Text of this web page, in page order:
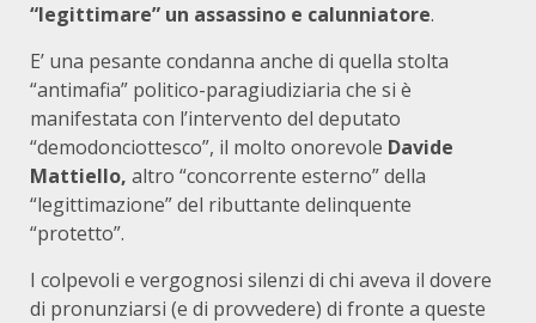
“legittimare” un assassino e calunniatore.
E’ una pesante condanna anche di quella stolta
“antimafia” politico-paragiudiziaria che si è
manifestata con l’intervento del deputato
“demodonciottesco”, il molto onorevole Davide
Mattiello, altro “concorrente esterno” della
“legittimazione” del ributtante delinquente
“protetto”.
I colpevoli e vergognosi silenzi di chi aveva il dovere
di pronunziarsi (e di provvedere) di fronte a queste